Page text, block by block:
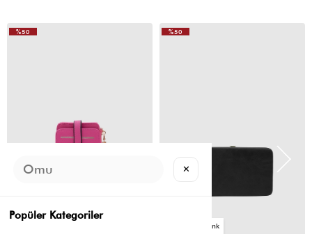
%50 %50
✕
Popüler Kategoriler